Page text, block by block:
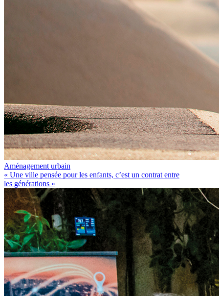
Aménagement urbain
« Une ville pensée pour les enfants, c’est un contrat entre
les générations »